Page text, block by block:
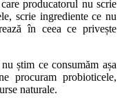
producatorul nu scrie
scrie ingrediente ce nu
în ceea ce privește
știm ce consumăm așa
procuram probioticele,
naturale.